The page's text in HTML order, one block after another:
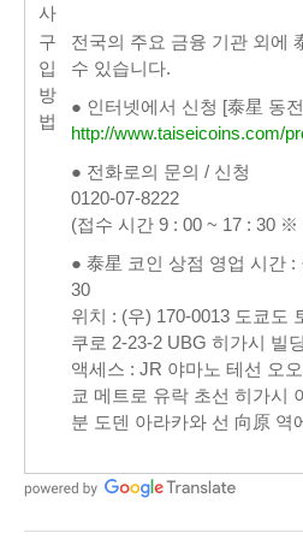
사
구
입
방
법
전국의 주요 금융 기관 외에
수 있습니다.
● 인터넷에서 신청 [泰星 동
http://www.taiseicoins.com/
● 전화로의 문의 / 신청
0120-07-8222
(접수 시간 9 : 00 ~ 17 : 30
● 泰星 코인 상점 영업 시간 :
30
위치 : (우) 170-0013 도쿄도
쿠로 2-23-2 UBG 히가시 빌
액세스 : JR 야마노 테선 오
쿄 메트로 유락 초선 히가시
분 도덴 아라카와 선 向原 역